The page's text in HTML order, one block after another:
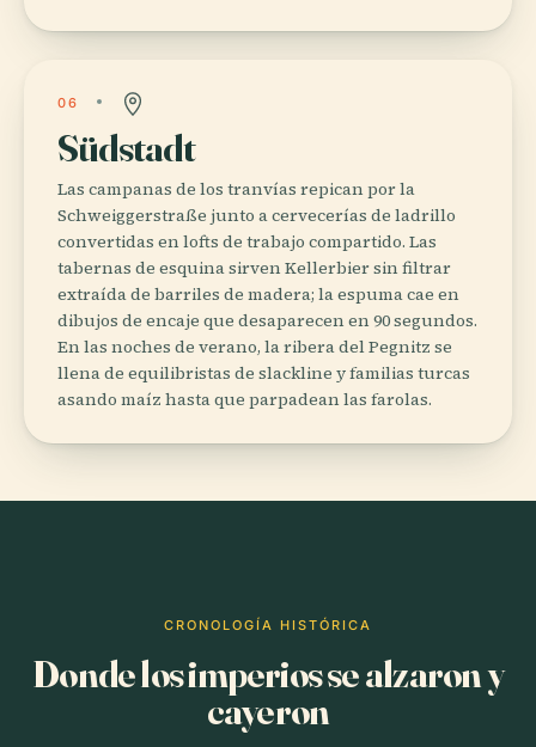
06
Südstadt
Las campanas de los tranvías repican por la
Schweiggerstraße junto a cervecerías de ladrillo
convertidas en lofts de trabajo compartido. Las
tabernas de esquina sirven Kellerbier sin filtrar
extraída de barriles de madera; la espuma cae en
dibujos de encaje que desaparecen en 90 segundos.
En las noches de verano, la ribera del Pegnitz se
llena de equilibristas de slackline y familias turcas
asando maíz hasta que parpadean las farolas.
CRONOLOGÍA HISTÓRICA
Donde los imperios se alzaron y
cayeron